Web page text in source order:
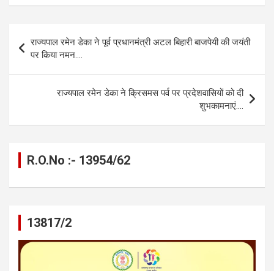
ce
o
o
se
n
g
er
at
s
A
p
p
e
gr
a
m
ail py
Li
n
k
ar
e
navigation
राज्यपाल रमेन डेका ने पूर्व प्रधानमंत्री अटल बिहारी बाजपेयी की जयंती
पर किया नमन….
राज्यपाल रमेन डेका ने क्रिसमस पर्व पर प्रदेशवासियों को दी
शुभकामनाएं….
R.O.No :- 13954/62
13817/2